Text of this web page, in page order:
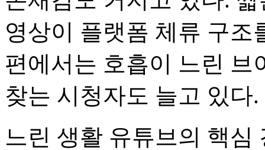
영상이 플랫폼 체류 구조
편에서는 호흡이 느린 브
찾는 시청자도 늘고 있다.
느린 생활 유튜브의 핵심